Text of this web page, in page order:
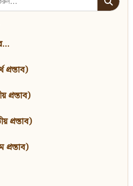
প্রস্তাব)
প্রস্তাব)
প্রস্তাব)
প্রস্তাব)